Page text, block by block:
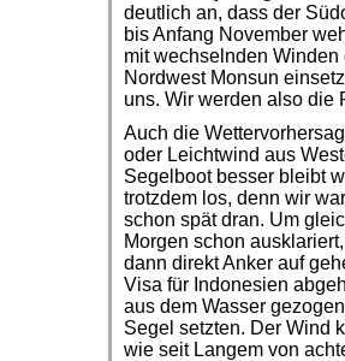
deutlich an, dass der
bis Anfang November
mit wechselnden
Nordwest Monsun
uns. Wir werden also die
Auch die
oder Leichtwind aus
Segelboot besser bleibt
trotzdem los, denn wir
schon spät dran. Um
Morgen schon
dann direkt Anker auf
Visa für Indonesien
aus dem Wasser
Segel setzten. Der Wind
wie seit Langem von